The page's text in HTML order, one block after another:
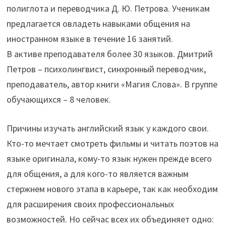
полиглота и переводчика Д. Ю. Петрова. Ученикам
предлагается овладеть навыками общения на
иностранном языке в течение 16 занятий.
В активе преподавателя более 30 языков. Дмитрий
Петров – психолингвист, синхронный переводчик,
преподаватель, автор книги «Магия Слова». В группе
обучающихся – 8 человек.
Причины изучать английский язык у каждого свои.
Кто-то мечтает смотреть фильмы и читать поэтов на
языке оригинала, кому-то язык нужен прежде всего
для общения, а для кого-то является важным
стержнем нового этапа в карьере, так как необходим
для расширения своих профессиональных
возможностей. Но сейчас всех их объединяет одно: